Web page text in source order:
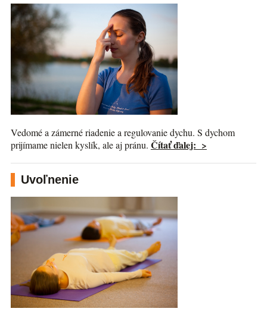
Vedomé a zámerné riadenie a regulovanie dychu. S dychom
prijímame nielen kyslík, ale aj pránu. Čítať ďalej: >
Uvoľnenie